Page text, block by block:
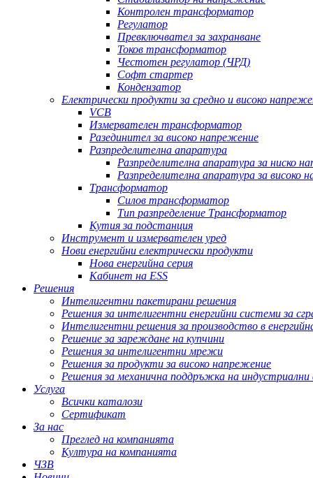
Контролен трансформатор
Регулатор
Превключвател за захранване
Токов трансформатор
Честотен регулатор (ЧРД)
Софт стартер
Кондензатор
Електрически продукти за средно и високо
VCB
Измервателен трансформатор
Разединител за високо напрежение
Разпределителна апаратура
Разпределителна апаратура за ниско
Разпределителна апаратура за високо
Трансформатор
Силов трансформатор
Тип разпределение Трансформатор
Кутия за подстанция
Инструмент и измервателен уред
Нови енергийни електрически продукти
Нова енергийна серия
Кабинет на ESS
Решения
Интелигентни пакетирани решения
Решения за интелигентни енергийни системи за
Интелигентни решения за производство в
Решение за зареждане на купчини
Решения за интелигентни мрежи
Решения за продукти за високо напрежение
Решения за механична поддръжка на
Услуга
Всички каталози
Сертификат
За нас
Преглед на компанията
Култура на компанията
ЧЗВ